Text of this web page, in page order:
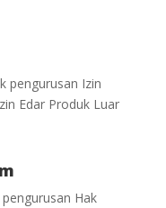
pengurusan Izin
Edar Produk Luar
Hak